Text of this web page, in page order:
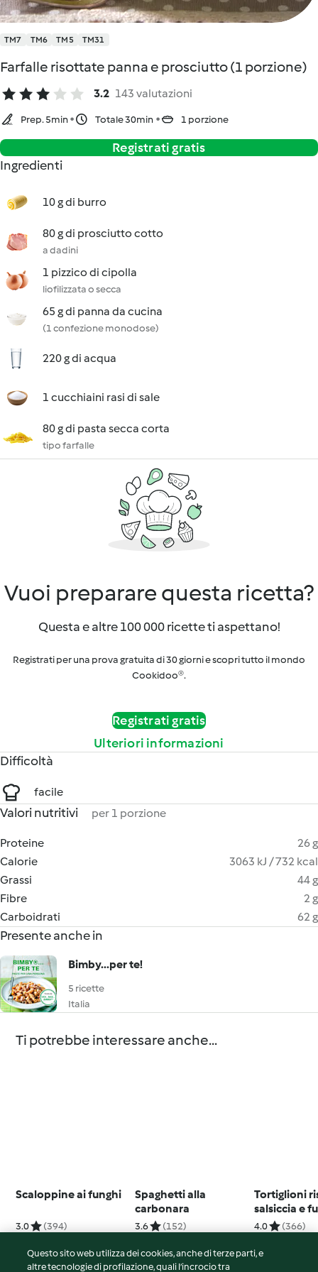
TM7 TM6 TM5 TM31
Farfalle risottate panna e prosciutto (1 porzione)
3.2 143 valutazioni
Prep. 5min Totale 30min 1 porzione
Registrati gratis
Ingredienti
10 g di burro
80 g di prosciutto cotto
a dadini
1 pizzico di cipolla
liofilizzata o secca
65 g di panna da cucina
(1 confezione monodose)
220 g di acqua
1 cucchiaini rasi di sale
80 g di pasta secca corta
tipo farfalle
Vuoi preparare questa ricetta?
Questa e altre 100 000 ricette ti aspettano!
Registrati per una prova gratuita di 30 giorni e scopri tutto il mondo
Cookidoo®.
Registrati gratis
Ulteriori informazioni
Difficoltà
facile
Valori nutritivi per 1 porzione
Proteine
26 g
Calorie
3063 kJ / 732 kcal
Grassi
44 g
Fibre
2 g
Carboidrati
62 g
Presente anche in
Bimby...per te!
5 ricette
Italia
Ti potrebbe interessare anche...
Scaloppine ai funghi
3.0 (394)
Spaghetti alla
carbonara
3.6 (152)
Tortiglioni
salsiccia e
4.0 (366)
Questo sito web utilizza dei cookies, anche di terze parti, e
altre tecnologie di profilazione, quali l’incrocio tra